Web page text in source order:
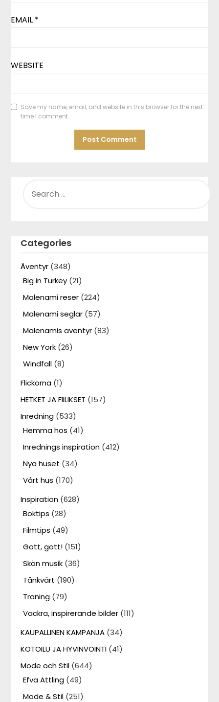
EMAIL *
WEBSITE
Save my name, email, and website in this browser for the next
time I comment.
FOR:
Categories
Äventyr (348)
Big in Turkey (21)
Malenami reser (224)
Malenami seglar (57)
Malenamis äventyr (83)
New York (26)
Windfall (8)
Flickorna (1)
HETKET JA FIILIKSET (157)
Inredning (533)
Hemma hos (41)
Inrednings inspiration (412)
Nya huset (34)
Vårt hus (170)
Inspiration (628)
Boktips (28)
Filmtips (49)
Gott, gott! (151)
Skön musik (36)
Tänkvärt (190)
Träning (79)
Vackra, inspirerande bilder (111)
KAUPALLINEN KAMPANJA (34)
KOTOILU JA HYVINVOINTI (41)
Mode och Stil (644)
Efva Attling (49)
Mode & Stil (251)